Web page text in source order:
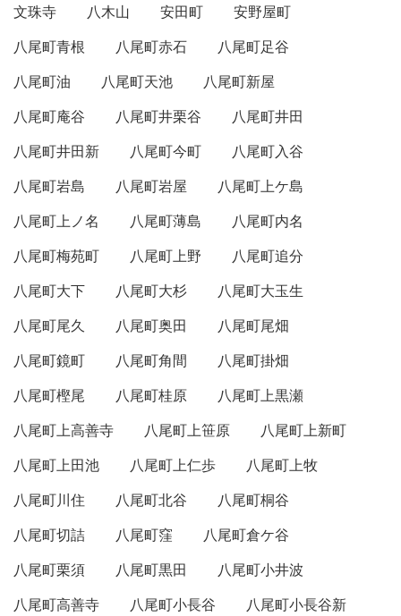
文珠寺 八木山 安田町
安野屋町
八尾町青根
八尾町赤石
八尾町足谷
八尾町油
八尾町天池
八尾町新屋
八尾町庵谷
八尾町井栗谷
八尾町井田
八尾町井田新
八尾町今町
八尾町入谷
八尾町岩島
八尾町岩屋
八尾町上ケ島
八尾町上ノ名
八尾町薄島
八尾町内名
八尾町梅苑町
八尾町上野
八尾町追分
八尾町大下
八尾町大杉
八尾町大玉生
八尾町尾久
八尾町奥田
八尾町尾畑
八尾町鏡町
八尾町角間
八尾町掛畑
八尾町樫尾
八尾町桂原
八尾町上黒瀬
八尾町上高善寺
八尾町上笹原
八尾町上新町
八尾町上田池
八尾町上仁歩
八尾町上牧
八尾町川住
八尾町北谷
八尾町桐谷
八尾町切詰
八尾町窪
八尾町倉ケ谷
八尾町栗須
八尾町黒田
八尾町小井波
八尾町高善寺
八尾町小長谷
八尾町小長谷新